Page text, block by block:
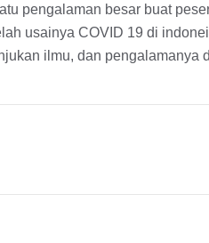
pengalaman besar buat
usainya COVID 19 di
ilmu, dan pengalamanya